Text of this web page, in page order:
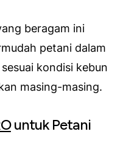
beragam ini
petani dalam
kondisi kebun
masing-masing.
untuk Petani